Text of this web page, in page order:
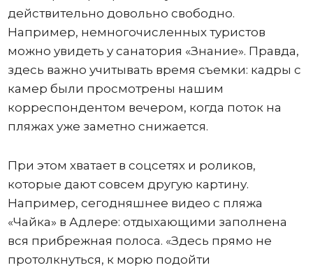
действительно довольно свободно.
Например, немногочисленных туристов
можно увидеть у санатория «Знание». Правда,
здесь важно учитывать время съемки: кадры с
камер были просмотрены нашим
корреспондентом вечером, когда поток на
пляжах уже заметно снижается.
При этом хватает в соцсетях и роликов,
которые дают совсем другую картину.
Например, сегодняшнее видео с пляжа
«Чайка» в Адлере: отдыхающими заполнена
вся прибрежная полоса. «Здесь прямо не
протолкнуться, к морю подойти